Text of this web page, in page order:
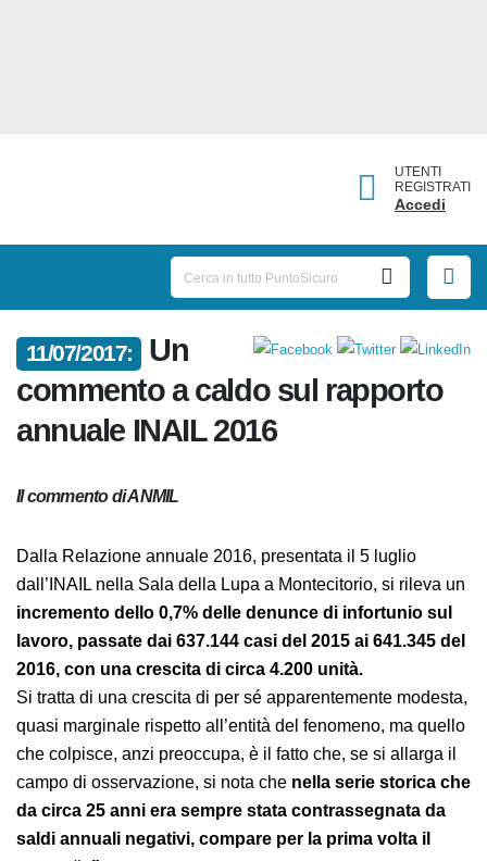
UTENTI
REGISTRATI
Accedi
11/07/2017:
Un
commento a caldo sul rapporto
annuale INAIL 2016
Il commento di ANMIL
Dalla Relazione annuale 2016, presentata il 5 luglio
dall’INAIL nella Sala della Lupa a Montecitorio, si rileva
unincremento dello 0,7% delle denunce di
infortunio sul lavoro, passate dai 637.144 casi del
2015 ai 641.345 del 2016, con una crescita di circa
4.200 unità.
Si tratta di una crescita di per sé apparentemente
modesta, quasi marginale rispetto all’entità del
fenomeno, ma quello che colpisce, anzi preoccupa, è il
fatto che, se si allarga il campo di osservazione, si nota
chenella serie storica che da circa 25 anni era